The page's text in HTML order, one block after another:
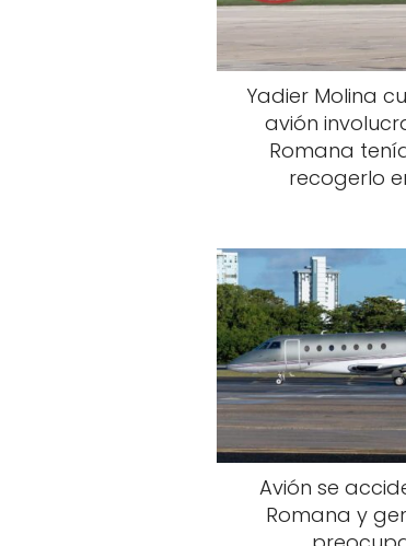
Yadier Molina
avión
Romana
recogerlo
Avión se
Romana y